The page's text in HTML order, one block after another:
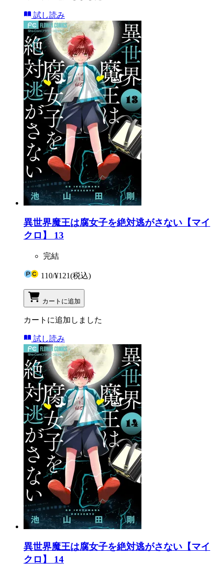
試し読み
異世界魔王は腐女子を絶対逃がさない【マイ
クロ】 13
完結
110/¥121(税込)
カートに追加
カートに追加しました
試し読み
異世界魔王は腐女子を絶対逃がさない【マイ
クロ】 14